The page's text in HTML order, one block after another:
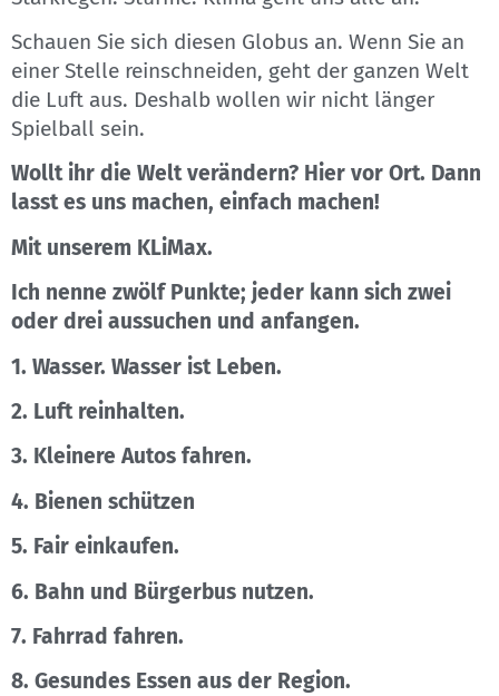
Schauen Sie sich diesen Globus an. Wenn Sie an
einer Stelle reinschneiden, geht der ganzen Welt
die Luft aus. Deshalb wollen wir nicht länger
Spielball sein.
Wollt ihr die Welt verändern? Hier vor Ort. Dann
lasst es uns machen, einfach machen!
Mit unserem KLiMax.
Ich nenne zwölf Punkte; jeder kann sich zwei
oder drei aussuchen und anfangen.
1. Wasser. Wasser ist Leben.
2. Luft reinhalten.
3. Kleinere Autos fahren.
4. Bienen schützen
5. Fair einkaufen.
6. Bahn und Bürgerbus nutzen.
7. Fahrrad fahren.
8. Gesundes Essen aus der Region.